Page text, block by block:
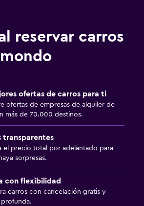
reservar carros
ofertas de carros para ti
ofertas de empresas de alquiler de
más de 70.000 destinos.
transparentes
el precio total por adelantado para
sorpresas.
con flexibilidad
carros con cancelación gratis y
profunda.